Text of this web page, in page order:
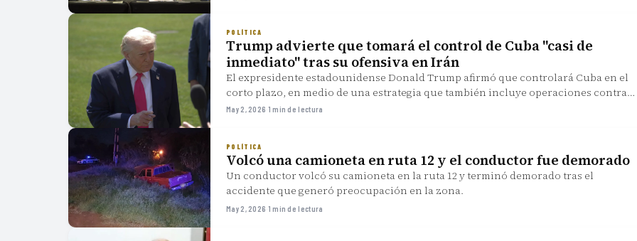
POLÍTICA
Trump advierte que tomará el control de Cuba "casi de
inmediato" tras su ofensiva en Irán
El expresidente estadounidense Donald Trump afirmó que controlará Cuba en el
corto plazo, en medio de una estrategia que también incluye operaciones contra
Irán.
May 2, 2026·1 min de lectura
POLÍTICA
Volcó una camioneta en ruta 12 y el conductor fue demorado
Un conductor volcó su camioneta en la ruta 12 y terminó demorado tras el
accidente que generó preocupación en la zona.
May 2, 2026·1 min de lectura